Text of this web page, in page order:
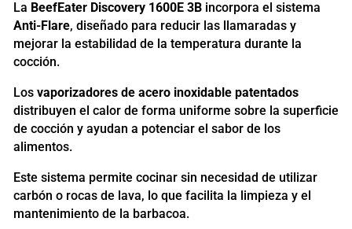
La BeefEater Discovery 1600E 3Bincorpora el sistema
Anti-Flare, diseñado para reducir las llamaradas y
mejorar la estabilidad de la temperatura durante la
cocción.
Los vaporizadores de acero inoxidable patentados
distribuyen el calor de forma uniforme sobre la superficie
de cocción y ayudan a potenciar el sabor de los
alimentos.
Este sistema permite cocinar sin necesidad de utilizar
carbón o rocas de lava, lo que facilita la limpieza y el
mantenimiento de la barbacoa.